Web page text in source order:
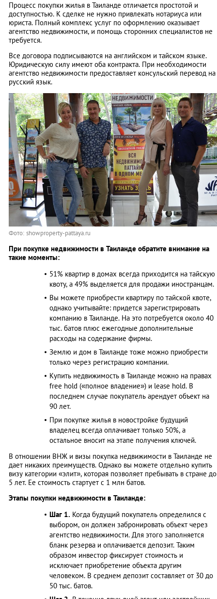
Процесс покупки жилья в Таиланде отличается простотой и
доступностью. К сделке не нужно привлекать нотариуса или
юриста. Полный комплекс услуг по оформлению оказывает
агентство недвижимости, и помощь сторонних специалистов не
требуется.
Все договора подписываются на английском и тайском языке.
Юридическую силу имеют оба контракта. При необходимости
агентство недвижимости предоставляет консульский перевод на
русский язык.
Фото: showproperty-pattaya.ru
При покупке недвижимости в Таиланде обратите внимание на
такие моменты:
51% квартир в домах всегда приходится на тайскую
квоту, а 49% выделяется для продажи иностранцам.
Вы можете приобрести квартиру по тайской квоте,
однако учитывайте: придется зарегистрировать
компанию в Таиланде. На это потребуется около 40
тыс. батов плюс ежегодные дополнительные
расходы на содержание фирмы.
Землю и дом в Таиланде тоже можно приобрести
только через регистрацию компании.
Купить недвижимость в Таиланде можно на правах
free hold («полное владение») и lease hold. В
последнем случае покупатель арендует объект на
90 лет.
При покупке жилья в новостройке будущий
владелец всегда оплачивает только 50%, а
остальное вносит на этапе получения ключей.
В отношении ВНЖ и визы покупка недвижимости в Таиланде не
дает никаких преимуществ. Однако вы можете отдельно купить
визу категории «элит», которая позволяет пребывать в стране до
5 лет. Ее стоимость стартует с 1 млн батов.
Этапы покупки недвижимости в Таиланде:
Шаг 1. Когда будущий покупатель определился с
выбором, он должен забронировать объект через
агентство недвижимости. Для этого заполняется
бланк резерва и оплачивается депозит. Таким
образом инвестор фиксирует стоимость и
исключает приобретение объекта другим
человеком. В среднем депозит составляет от 30 до
50 тыс. батов.